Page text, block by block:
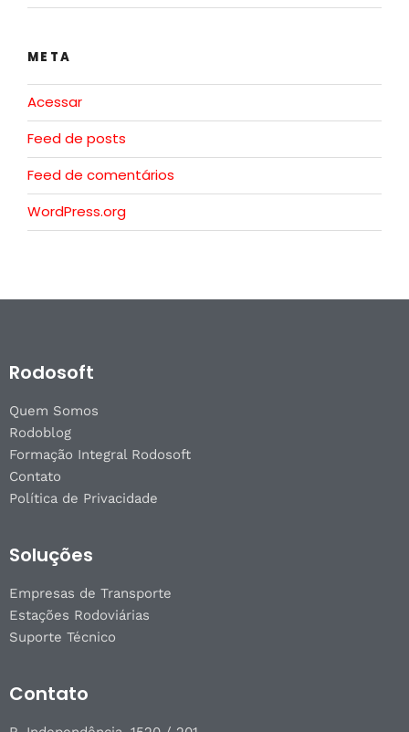
META
Acessar
Feed de posts
Feed de comentários
WordPress.org
Rodosoft
Quem Somos
Rodoblog
Formação Integral Rodosoft
Contato
Política de Privacidade
Soluções
Empresas de Transporte
Estações Rodoviárias
Suporte Técnico
Contato